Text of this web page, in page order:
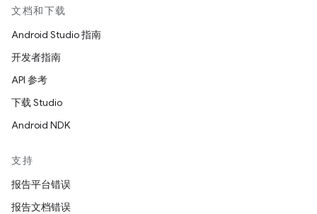
文档和下载
Android Studio 指南
开发者指南
API 参考
下载 Studio
Android NDK
支持
报告平台错误
报告文档错误